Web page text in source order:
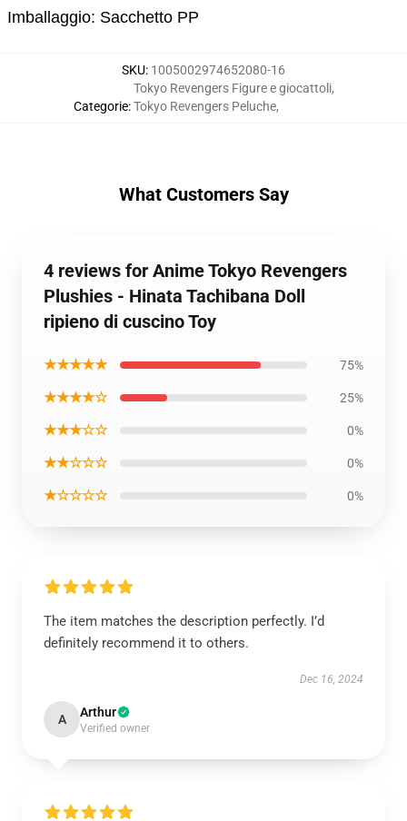
Imballaggio: Sacchetto PP
SKU: 1005002974652080-16
Categorie:
Tokyo Revengers Figure e giocattoli,
Tokyo Revengers Peluche,
What Customers Say
4 reviews for Anime Tokyo Revengers
Plushies - Hinata Tachibana Doll
ripieno di cuscino Toy
★★★★★ 75%
★★★★☆ 25%
★★★☆☆ 0%
★★☆☆☆ 0%
★☆☆☆☆ 0%
The item matches the description perfectly. I’d
definitely recommend it to others.
Dec 16, 2024
A Arthur
Verified owner